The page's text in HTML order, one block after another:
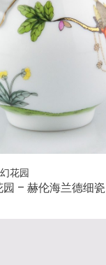
花园
– 赫伦海兰德细瓷